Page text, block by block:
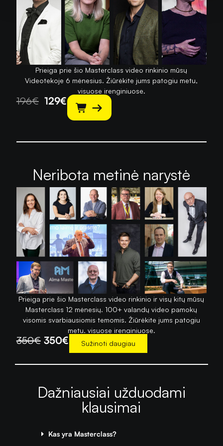
Prieiga prie šio Masterclass video rinkinio mūsų
Videotekoje 6 mėnesius. Žiūrėkite jums patogiu metu,
visuose įrenginiuose.
196€ 129€
Neribota metinė narystė
Prieiga prie šio Masterclass video rinkinio ir visų kitų mūsų
Masterclass 12 mėnesių. 100+ valandų video pamokų
visomis svarbiausiomis temomis. Žiūrėkite jums patogiu
metu, visuose įrenginiuose.
350€ 350€ Sužinoti daugiau
Dažniausiai užduodami
klausimai
Kas yra Masterclass?